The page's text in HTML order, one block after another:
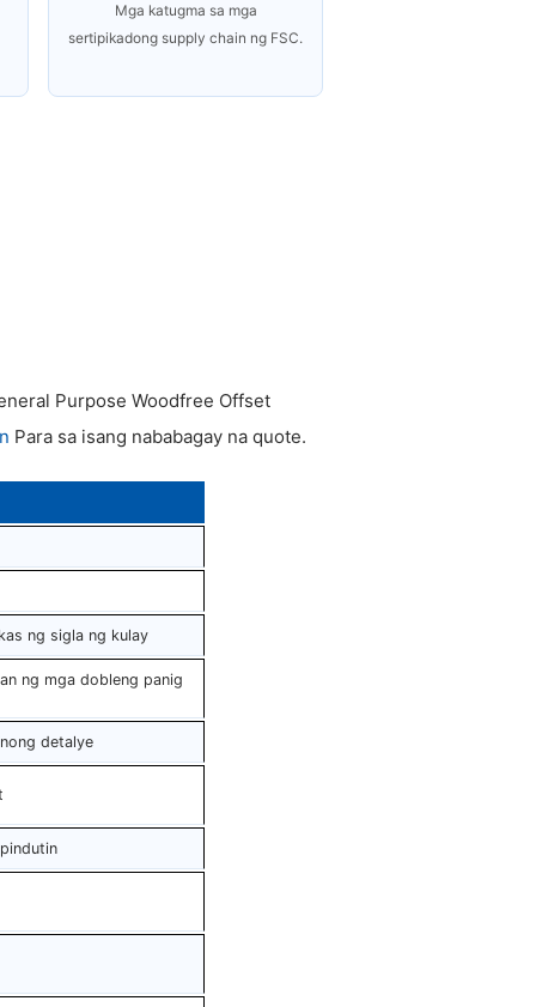
Mga katugma sa mga
sertipikadong supply chain ng FSC.
Purpose Woodfree Offset
Para sa isang nababagay na quote.
ng sigla ng kulay
ng mga dobleng panig
detalye